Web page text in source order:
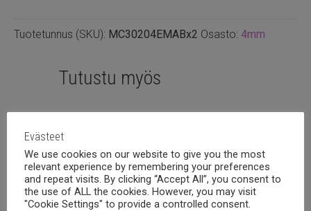
ABx2,
Tuotetunnus (SKU): MC30204EMABx2 Osasto: 4mm
Tutustu myös
Evästeet
We use cookies on our website to give you the most
relevant experience by remembering your preferences
and repeat visits. By clicking “Accept All”, you consent to
the use of ALL the cookies. However, you may visit
"Cookie Settings" to provide a controlled consent.